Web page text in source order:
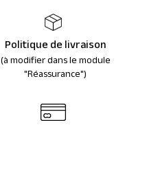
Politique de livraison
(à modifier dans le module
"Réassurance")